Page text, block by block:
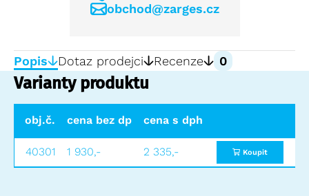
obchod@zarges.cz
Popis Dotaz prodejci Recenze 0
Varianty produktu
obj.č. cena bez dph cena s dph
40301 1 930,- 2 335,- Koupit